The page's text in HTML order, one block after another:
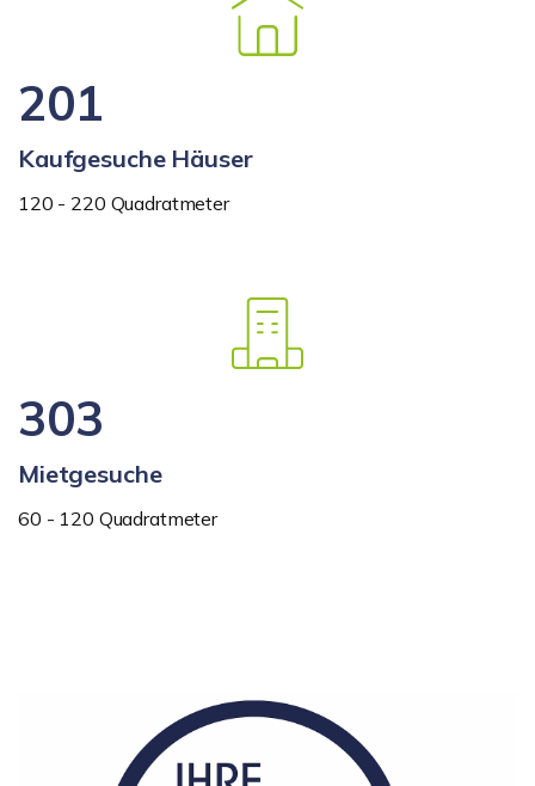
201
Kaufgesuche Häuser
120 - 220 Quadratmeter
303
Mietgesuche
60 - 120 Quadratmeter